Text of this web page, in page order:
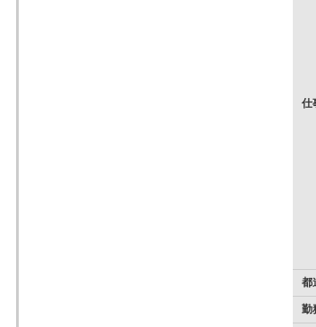
仕
都
勤